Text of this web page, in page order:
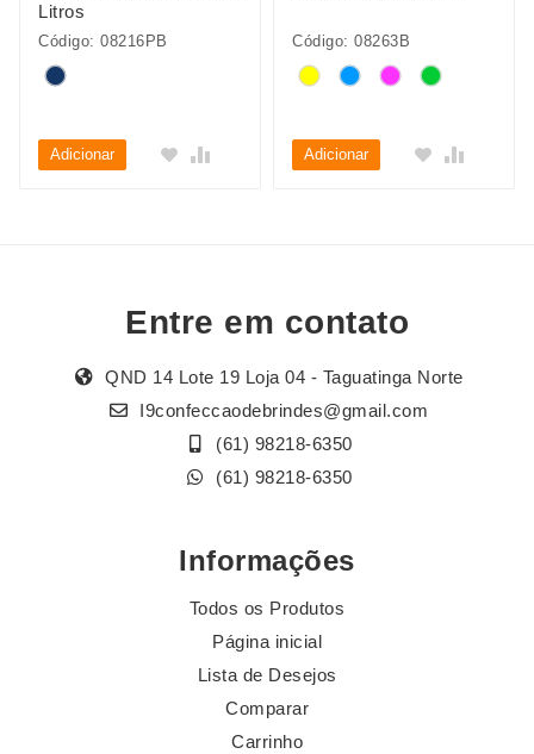
Litros
Código: 08216PB
Adicionar
Código: 08263B
Adicionar
Entre em contato
QND 14 Lote 19 Loja 04 - Taguatinga Norte
I9confeccaodebrindes@gmail.com
(61) 98218-6350
(61) 98218-6350
Informações
Todos os Produtos
Página inicial
Lista de Desejos
Comparar
Carrinho